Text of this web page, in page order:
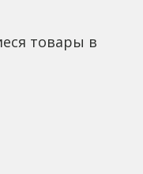
товары в